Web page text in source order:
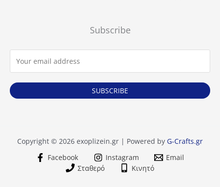
Subscribe
SUBSCRIBE
Copyright © 2026 exoplizein.gr | Powered by G-Crafts.gr
Facebook
Instagram
Email
Σταθερό
Κινητό